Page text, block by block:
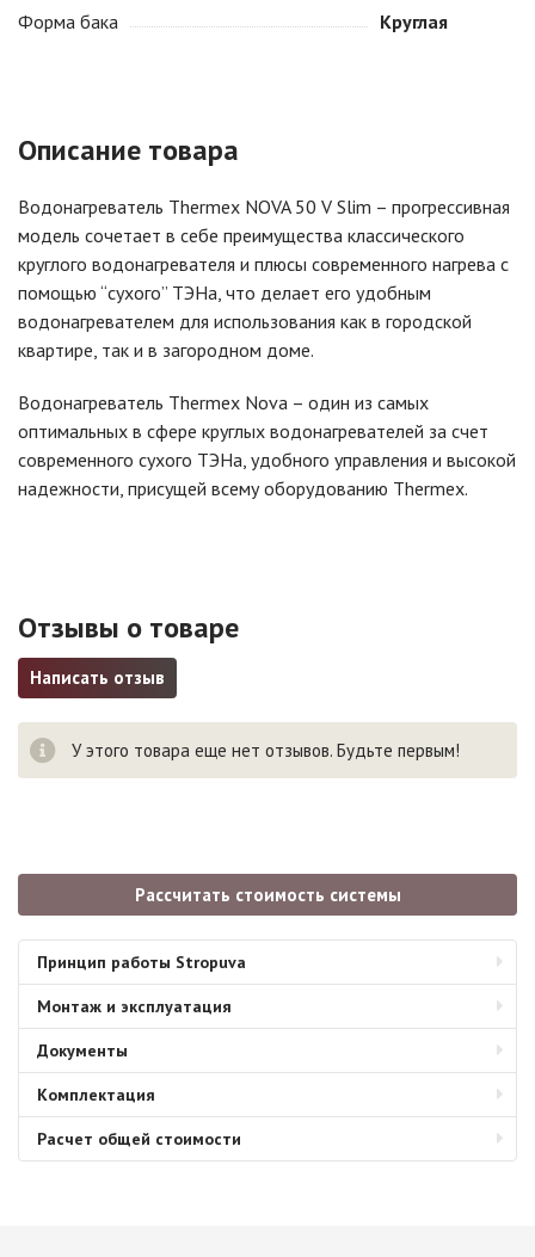
Форма бака
Круглая
Описание товара
Водонагреватель Thermex NOVA 50 V Slim – прогрессивная
модель сочетает в себе преимущества классического
круглого водонагревателя и плюсы современного нагрева с
помощью “сухого” ТЭНа, что делает его удобным
водонагревателем для использования как в городской
квартире, так и в загородном доме.
Водонагреватель Thermex Nova – один из самых
оптимальных в сфере круглых водонагревателей за счет
современного сухого ТЭНа, удобного управления и высокой
надежности, присущей всему оборудованию Thermex.
Отзывы о товаре
Написать отзыв
У этого товара еще нет отзывов. Будьте первым!
Рассчитать стоимость системы
Принцип работы Stropuva
Монтаж и эксплуатация
Документы
Комплектация
Расчет общей стоимости